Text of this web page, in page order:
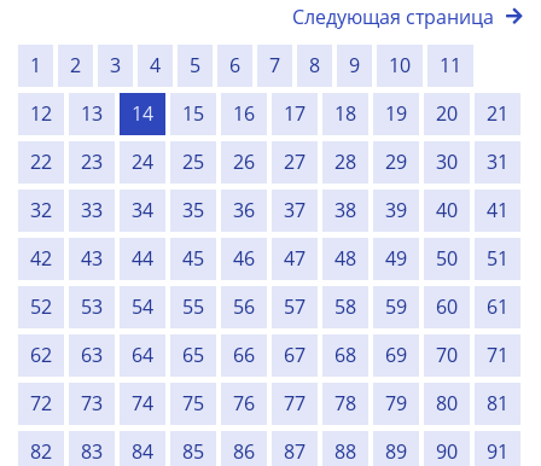
Следующая страница
1
2 3 4 5 6 7 8 9 10
11
12
13 14 15 16 17 18 19 20
21
22
23 24 25 26 27 28 29 30
31
32
33 34 35 36 37 38 39 40
41
42
43 44 45 46 47 48 49 50
51
52
53 54 55 56 57 58 59 60
61
62
63 64 65 66 67 68 69 70
71
72
73 74 75 76 77 78 79 80
81
82
83 84 85 86 87 88 89 90
91